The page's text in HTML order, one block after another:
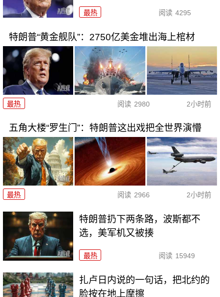
最热 阅读 4295
特朗普“黄金舰队”：2750亿美金堆出海上棺材
最热 阅读 2980 2小时前
五角大楼“罗生门”：特朗普这出戏把全世界演懵
最热 阅读 2966 2小时前
特朗普扔下两条路，波斯都不
选，美军机又被揍
最热 阅读 15949
扎卢日内说的一句话，把北约的
脸按在地上摩擦